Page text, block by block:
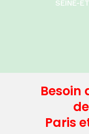
SEINE-
Besoin
Paris